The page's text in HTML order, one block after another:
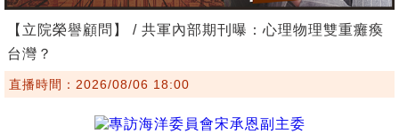
【立院榮譽顧問】 / 共軍內部期刊曝：心理物理雙重癱瘓
台灣？
直播時間：2026/08/06 18:00